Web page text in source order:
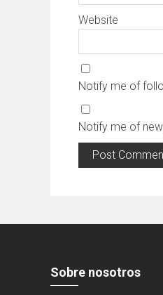
Website
Notify me of
Notify me of
Sobre nosotros